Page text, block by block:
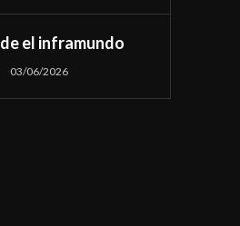
el inframundo
03/06/2026